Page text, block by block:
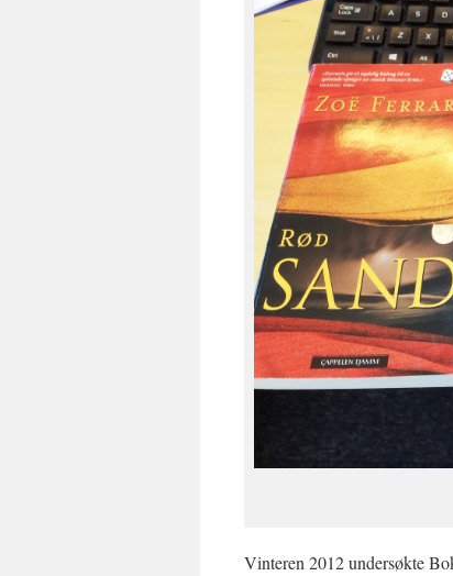
Vinteren 2012 undersøkte